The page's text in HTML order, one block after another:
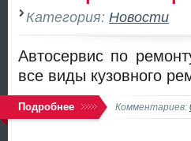
Категория: Новости
Автосервис по
все виды кузовного
Подробнее Комментариев: